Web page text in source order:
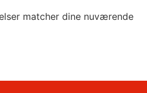
matcher dine nuværende